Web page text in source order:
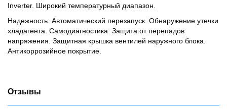
Inverter. Широкий температурный диапазон.
Надежность: Автоматический перезапуск. Обнаружение утечки
хладагента. Самодиагностика. Защита от перепадов
напряжения. Защитная крышка вентилей наружного блока.
Антикоррозийное покрытие.
Отзывы